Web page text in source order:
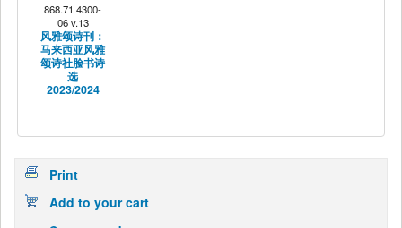
868.71 4300-
06 v.13
风雅颂诗刊：
马来西亚风雅
颂诗社脸书诗
选
2023/2024
Print
Add to your cart